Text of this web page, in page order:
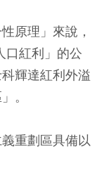
原理」來說，
口紅利」的公
輝達紅利外溢
。
重劃區具備以